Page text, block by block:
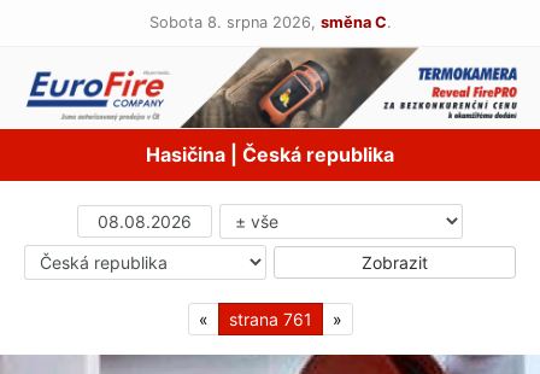
Sobota 8. srpna 2026, směna C.
Hasičina | Česká republika
« 761 »